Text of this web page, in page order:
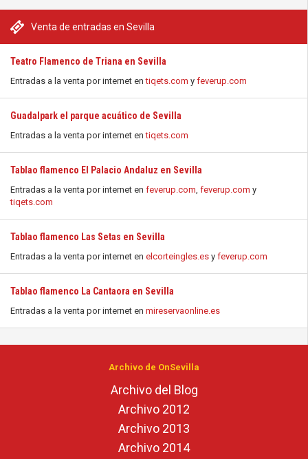
Venta de entradas en Sevilla
Teatro Flamenco de Triana en Sevilla
Entradas a la venta por internet entiqets.com y feverup.com
Guadalpark el parque acuático de Sevilla
Entradas a la venta por internet entiqets.com
Tablao flamenco El Palacio Andaluz en Sevilla
Entradas a la venta por internet en feverup.com, feverup.com y
tiqets.com
Tablao flamenco Las Setas en Sevilla
Entradas a la venta por internet en elcorteingles.es y feverup.com
Tablao flamenco La Cantaora en Sevilla
Entradas a la venta por internet en mireservaonline.es
Archivo de OnSevilla
Archivo del Blog
Archivo 2012
Archivo 2013
Archivo 2014